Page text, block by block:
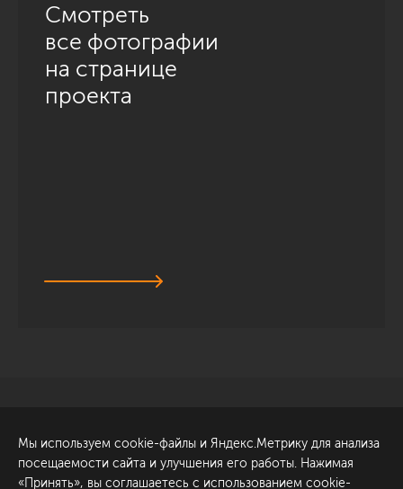
Смотреть
все фотографии
на странице
проекта
Обсудить проект
ул. Академика Павлова, 6
к1
Мы используем cookie-файлы и Яндекс.Метрику для анализа
посещаемости сайта и улучшения его работы. Нажимая
«Принять», вы соглашаетесь с использованием cookie-